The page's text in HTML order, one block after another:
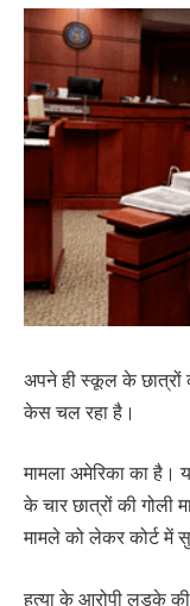
अपने ही स्कूल के छात्रों
केस चल रहा है।
मामला अमेरिका का
के चार छात्रों की गोली
मामले को लेकर कोर्ट में
हत्या के आरोपी लड़के